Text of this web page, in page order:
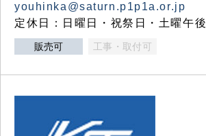
youhinka@saturn.p1p1a.or.jp
定休日：日曜日・祝祭日・土曜午後
販売可 工事・取付可